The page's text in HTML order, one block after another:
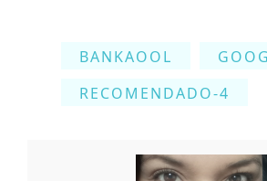
BANKAOOL
RECOMENDADO-4